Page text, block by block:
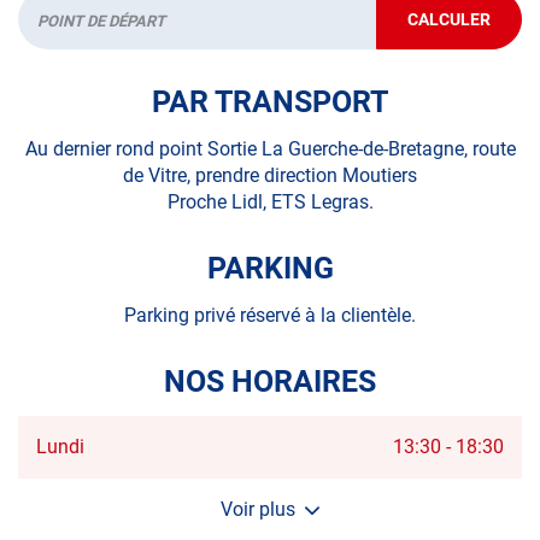
Départ CALCULER
JUSQU'AU
POINT
GUERCHE-
DE-
PAR TRANSPORT
Au dernier rond point Sortie La Guerche-de-Bretagne, route
de Vitre, prendre direction Moutiers
Proche Lidl, ETS Legras.
PARKING
Parking privé réservé à la clientèle.
NOS HORAIRES
Horaires
Lundi 13:30 - 18:30
Voir plus
et